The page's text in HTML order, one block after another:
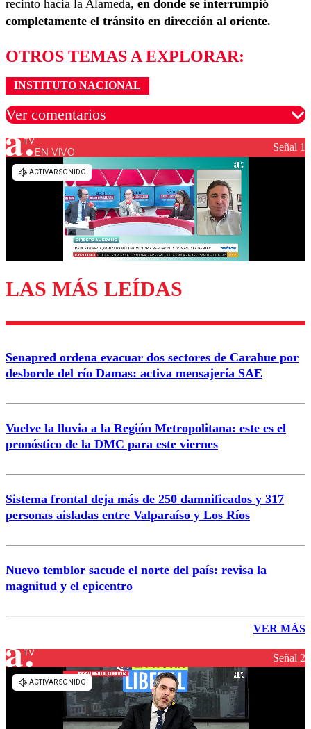
recinto hacia la Alameda, en donde se interrumpió
completamente el tránsito en dirección al oriente.
OTROS TEMAS A EXPLORAR:
INSTITUTO NACIONAL
Ver comentarios
Los comentarios son moderados para garantizar un
diálogo respetuoso.
Enviar comentario
EN VIVO Señal 1
LAS MÁS LEÍDAS
Senapred ordena evacuar dos sectores de Carahue por
desborde del río Damas: activa mensajería SAE
Vuelve la lluvia a la Región Metropolitana: este es el
pronóstico de la DMC para este viernes
Sistema frontal deja más de 250 damnificados y 317
personas aisladas entre Valparaíso y Los Ríos
Nuevo temblor sacude el norte del país: revisa la
magnitud y el epicentro
VER MÁS
Señal 2